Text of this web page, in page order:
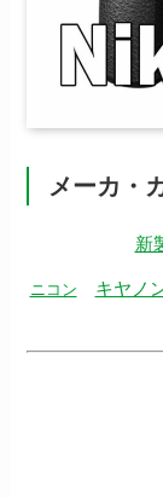
メーカ・
新
ニコン キヤノ